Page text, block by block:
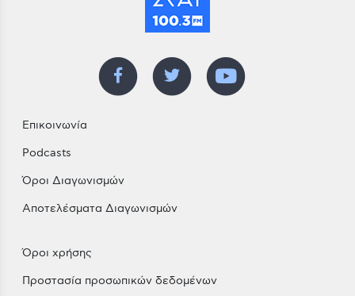
Επικοινωνία
Podcasts
Όροι Διαγωνισμών
Αποτελέσματα Διαγωνισμών
Όροι χρήσης
Προστασία προσωπικών δεδομένων